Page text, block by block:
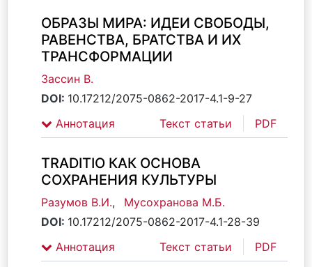
ОБРАЗЫ МИРА: ИДЕИ СВОБОДЫ,
РАВЕНСТВА, БРАТСТВА И ИХ
ТРАНСФОРМАЦИИ
Зассин В.
DOI: 10.17212/2075-0862-2017-4.1-9-27
Аннотация
Текст статьи PDF
ТRADITIO КАК ОСНОВА
СОХРАНЕНИЯ КУЛЬТУРЫ
Разумов В.И.,
Мусохранова М.Б.
DOI: 10.17212/2075-0862-2017-4.1-28-39
Аннотация
Текст статьи PDF